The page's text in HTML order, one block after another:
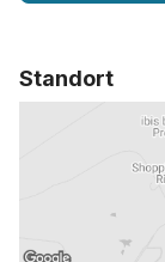
Standort